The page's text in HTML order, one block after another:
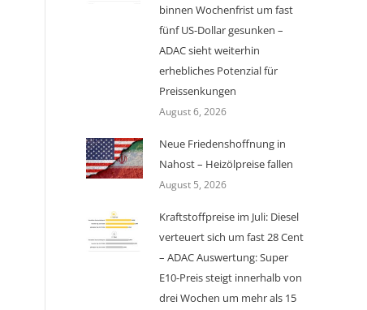
binnen Wochenfrist um fast
fünf US-Dollar gesunken –
ADAC sieht weiterhin
erhebliches Potenzial für
Preissenkungen
August 6, 2026
Neue Friedenshoffnung in
Nahost – Heizölpreise fallen
August 5, 2026
Kraftstoffpreise im Juli: Diesel
verteuert sich um fast 28 Cent
– ADAC Auswertung: Super
E10-Preis steigt innerhalb von
drei Wochen um mehr als 15